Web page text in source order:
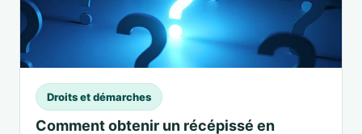
Droits et démarches
Comment obtenir un récépissé en